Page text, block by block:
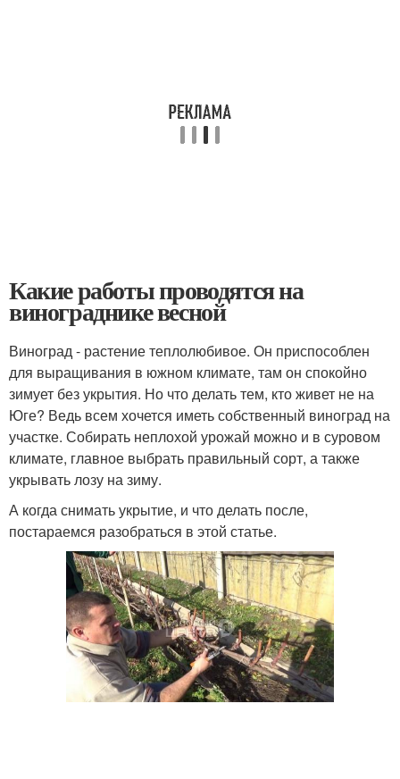
Какие работы проводятся на
винограднике весной
Виноград - растение теплолюбивое. Он приспособлен
для выращивания в южном климате, там он спокойно
зимует без укрытия. Но что делать тем, кто живет не на
Юге? Ведь всем хочется иметь собственный виноград на
участке. Собирать неплохой урожай можно и в суровом
климате, главное выбрать правильный сорт, а также
укрывать лозу на зиму.
А когда снимать укрытие, и что делать после,
постараемся разобраться в этой статье.